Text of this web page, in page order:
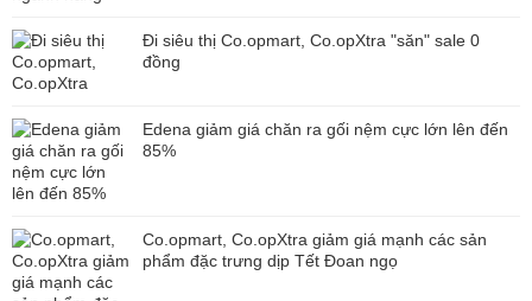
Đi siêu thị Co.opmart, Co.opXtra "săn" sale 0
đồng
Edena giảm giá chăn ra gối nệm cực lớn lên đến
85%
Co.opmart, Co.opXtra giảm giá mạnh các sản
phẩm đặc trưng dịp Tết Đoan ngọ